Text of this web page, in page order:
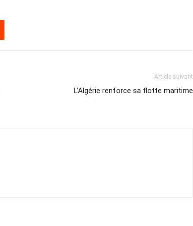
Article suivant
L’Algérie renforce sa flotte maritime